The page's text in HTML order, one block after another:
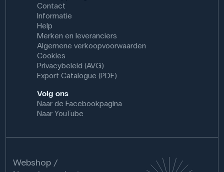
Contact
Informatie
Help
Merken en leveranciers
Algemene verkoopvoorwaarden
Cookies
Privacybeleid (AVG)
Export Catalogue (PDF)
Volg ons
Naar de Facebookpagina
Naar YouTube
Webshop